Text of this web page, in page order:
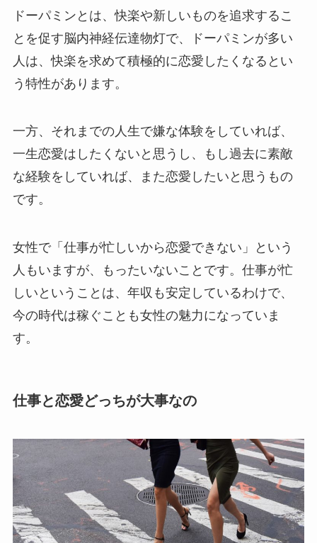
ドーパミンとは、快楽や新しいものを追求するこ
とを促す脳内神経伝達物灯で、ドーパミンが多い
人は、快楽を求めて積極的に恋愛したくなるとい
う特性があります。
一方、それまでの人生で嫌な体験をしていれば、
一生恋愛はしたくないと思うし、もし過去に素敵
な経験をしていれば、また恋愛したいと思うもの
です。
女性で「仕事が忙しいから恋愛できない」という
人もいますが、もったいないことです。仕事が忙
しいということは、年収も安定しているわけで、
今の時代は稼ぐことも女性の魅力になっていま
す。
仕事と恋愛どっちが大事なの